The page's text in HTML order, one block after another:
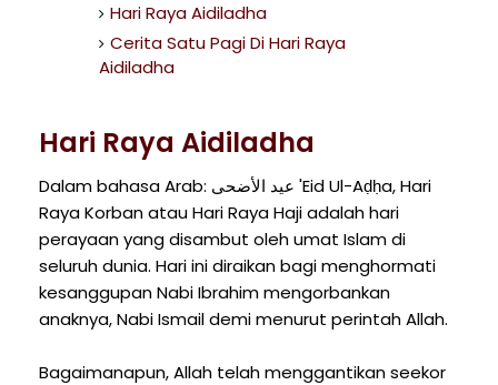
Hari Raya Aidiladha
Cerita Satu Pagi Di Hari Raya
Aidiladha
Hari Raya Aidiladha
Dalam bahasa Arab: عيد الأضحى 'Eid Ul-Aḍḥa, Hari
Raya Korban atau Hari Raya Haji adalah hari
perayaan yang disambut oleh umat Islam di
seluruh dunia. Hari ini diraikan bagi menghormati
kesanggupan Nabi Ibrahim mengorbankan
anaknya, Nabi Ismail demi menurut perintah Allah.
Bagaimanapun, Allah telah menggantikan seekor